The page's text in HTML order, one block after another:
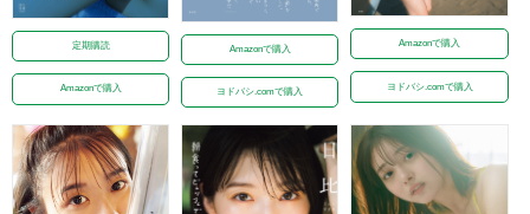
定期購読
Amazonで購入
Amazonで購入
ヨドバシ.comで購入
Amazonで購入
ヨドバシ.comで購入